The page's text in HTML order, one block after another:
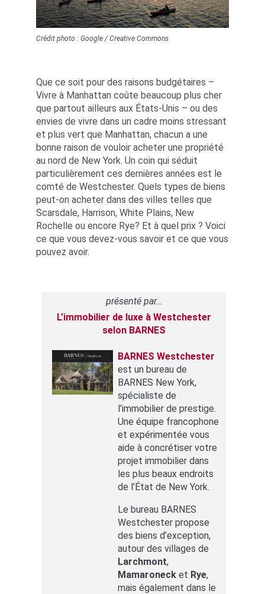
Crédit photo : Google / Creative Commons
Que ce soit pour des raisons budgétaires –
Vivre à Manhattan coûte beaucoup plus cher
que partout ailleurs aux États-Unis – ou des
envies de vivre dans un cadre moins stressant
et plus vert que Manhattan, chacun a une
bonne raison de vouloir acheter une propriété
au nord de New York. Un coin qui séduit
particulièrement ces dernières années est le
comté de Westchester. Quels types de biens
peut-on acheter dans des villes telles que
Scarsdale, Harrison, White Plains, New
Rochelle ou encore Rye? Et à quel prix ? Voici
ce que vous devez-vous savoir et ce que vous
pouvez avoir.
présenté par…
L’immobilier de luxe à Westchester
selon BARNES
BARNES Westchester
est un bureau de
BARNES New York,
spécialiste de
l’immobilier de prestige.
Une équipe francophone
et expérimentée vous
aide à concrétiser votre
projet immobilier dans
les plus beaux endroits
de l’État de New York.
Le bureau BARNES
Westchester propose
des biens d’exception,
autour des villages de
Larchmont,
Mamaroneck et Rye,
mais également dans le